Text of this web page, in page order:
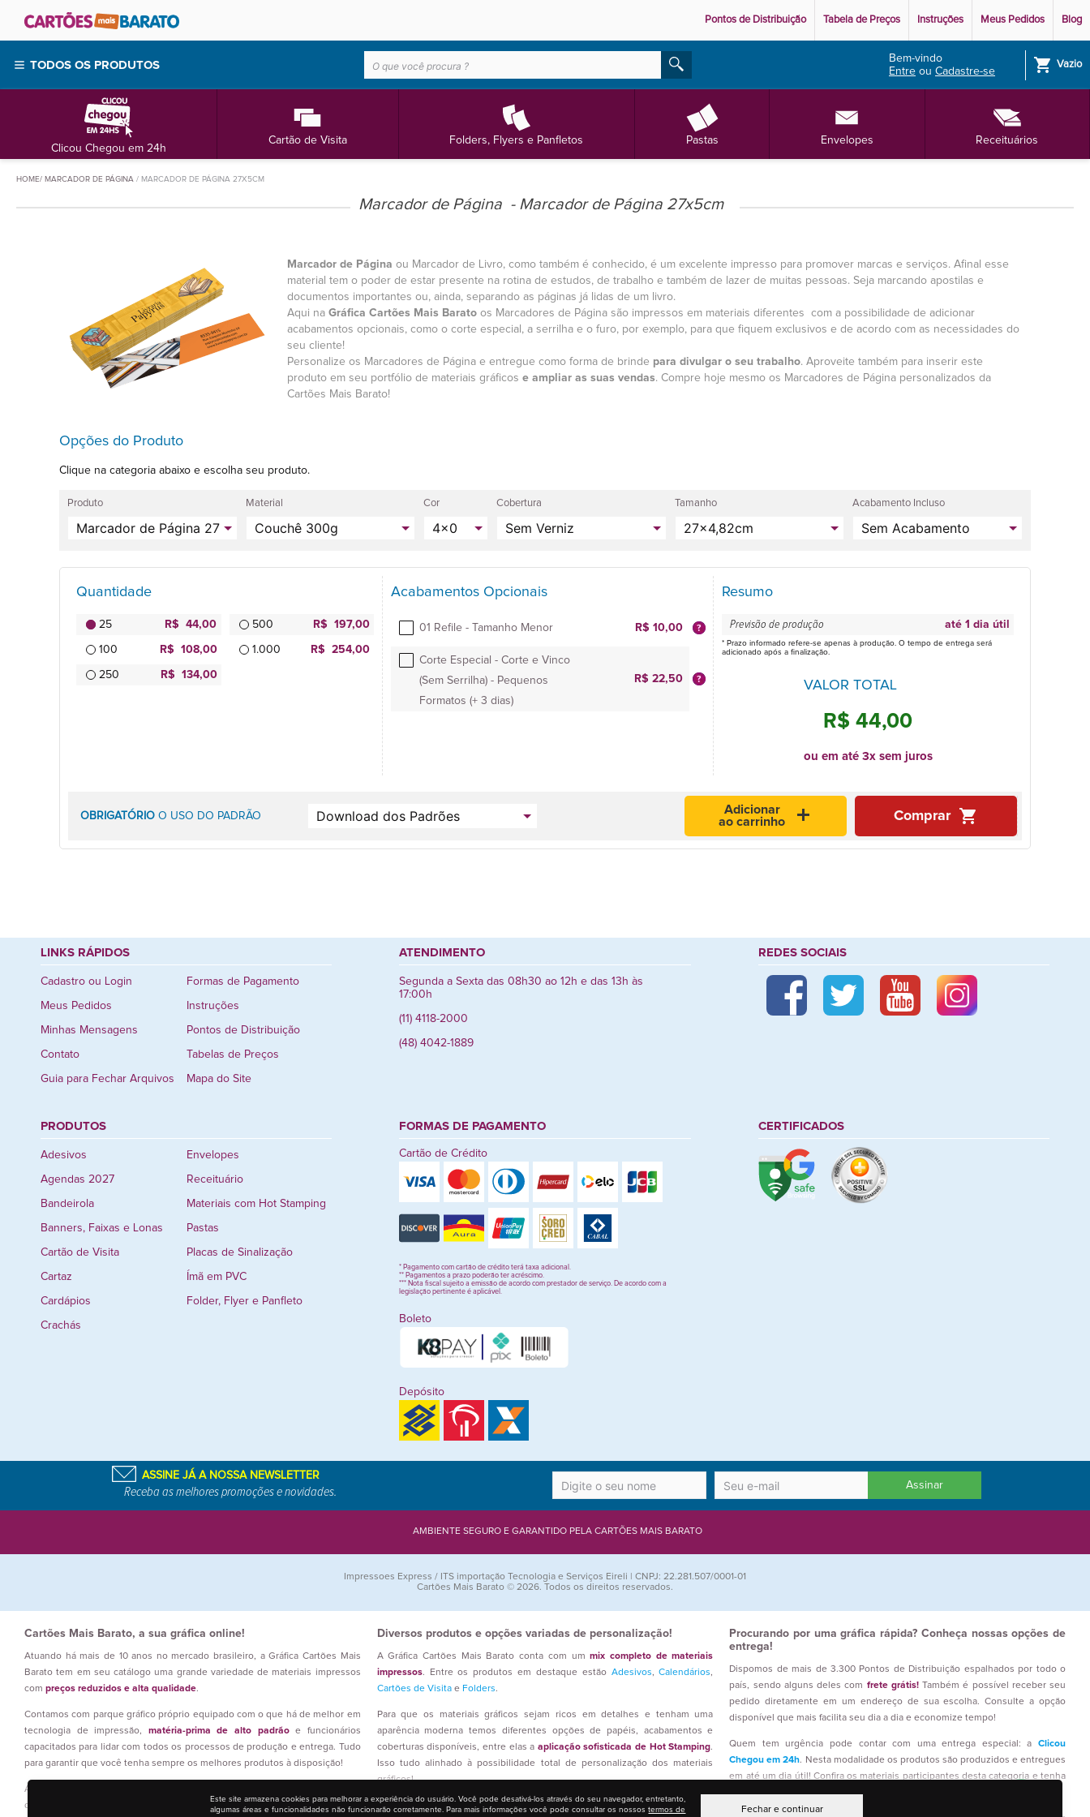
Pontos de Distribuição Tabela de Preços Instruções Meus Pedidos Blog
TODOS OS PRODUTOS
Bem-vindo
Entre ou Cadastre-se shopping_cart Vazio
Clicou Chegou em 24h
Cartão de Visita Folders, Flyers e Panfletos Pastas Envelopes Receituários
HOME MARCADOR DE PÁGINA MARCADOR DE PÁGINA 27X5CM
Marcador de Página - Marcador de Página 27x5cm
Marcador de Página ou Marcador de Livro, como também é conhecido, é um excelente impresso para promover marcas e serviços. Afinal esse
material tem o poder de estar presente na rotina de estudos, de trabalho e também de lazer de muitas pessoas. Seja marcando apostilas e
documentos importantes ou, ainda, separando as páginas já lidas de um livro.
Aqui na Gráfica Cartões Mais Barato os Marcadores de Página são impressos em materiais diferentes com a possibilidade de adicionar
acabamentos opcionais, como o corte especial, a serrilha e o furo, por exemplo, para que fiquem exclusivos e de acordo com as necessidades do
seu cliente!
Personalize os Marcadores de Página e entregue como forma de brinde para divulgar o seu trabalho. Aproveite também para inserir este
produto em seu portfólio de materiais gráficos e ampliar as suas vendas. Compre hoje mesmo os Marcadores de Página personalizados da
Cartões Mais Barato!
Opções do Produto
Clique na categoria abaixo e escolha seu produto.
Produto Material Cor Cobertura Tamanho Acabamento Incluso
Quantidade
25 R$ 44,00
100 R$ 108,00
250 R$ 134,00
500 R$ 197,00
1.000 R$ 254,00
Acabamentos Opcionais
01 Refile - Tamanho Menor R$ 10,00
Corte Especial - Corte e Vinco
(Sem Serrilha) - Pequenos
Formatos (+ 3 dias)
R$ 22,50
Resumo
Previsão de produção até 1 dia útil
* Prazo informado refere-se apenas à produção. O tempo de entrega será
adicionado após a finalização.
VALOR TOTAL
R$ 44,00
ou em até 3x sem juros
OBRIGATÓRIO O USO DO PADRÃO
Adicionar
ao carrinho
add Comprar shopping_cart
LINKS RÁPIDOS
Cadastro ou Login
Meus Pedidos
Minhas Mensagens
Contato
Guia para Fechar Arquivos
Formas de Pagamento
Instruções
Pontos de Distribuição
Tabelas de Preços
Mapa do Site
ATENDIMENTO
Segunda a Sexta das 08h30 ao 12h e das 13h às
17:00h
(11) 4118-2000
(48) 4042-1889
REDES SOCIAIS
PRODUTOS
Adesivos
Agendas 2027
Bandeirola
Banners, Faixas e Lonas
Cartão de Visita
Cartaz
Cardápios
Crachás
Envelopes
Receituário
Materiais com Hot Stamping
Pastas
Placas de Sinalização
Ímã em PVC
Folder, Flyer e Panfleto
FORMAS DE PAGAMENTO
Cartão de Crédito
* Pagamento com cartão de crédito terá taxa adicional.
** Pagamentos a prazo poderão ter acréscimo.
*** Nota fiscal sujeito a emissão de acordo com prestador de serviço. De acordo com a
legislação pertinente é aplicável.
Boleto
Depósito
CERTIFICADOS
ASSINE JÁ A NOSSA NEWSLETTER
Receba as melhores promoções e novidades. Assinar
AMBIENTE SEGURO E GARANTIDO PELA CARTÕES MAIS BARATO
Impressoes Express / ITS importação Tecnologia e Serviços Eireli | CNPJ: 22.281.507/0001-01
Cartões Mais Barato © 2026. Todos os direitos reservados.
Cartões Mais Barato, a sua gráfica online!
Atuando há mais de 10 anos no mercado brasileiro, a Gráfica Cartões Mais
Barato tem em seu catálogo uma grande variedade de materiais impressos
com preços reduzidos e alta qualidade.
Contamos com parque gráfico próprio equipado com o que há de melhor em
tecnologia de impressão, matéria-prima de alto padrãoe funcionários
capacitados para lidar com todos os processos de produção e entrega. Tudo
para garantir que você tenha sempre os melhores produtos à disposição!
Além disso, nossas equipes atuam em três turnos, ou seja: estamos 24h por
dia trabalhando para que prazos sejam atendidos e os materiais gráficos
Diversos produtos e opções variadas de personalização!
A Gráfica Cartões Mais Barato conta com ummix completo de materiais
impressos. Entre os produtos em destaque estão Adesivos,Calendários,
Cartões de Visitae Folders.
Para que os materiais gráficos sejam ricos em detalhes e tenham uma
aparência moderna temos diferentes opções de papéis, acabamentos e
coberturas disponíveis, entre elas a aplicação sofisticada de Hot Stamping.
Isso tudo alinhado à possibilidade total de personalização dos materiais
gráficos!
Quem trabalha com revenda gráfica encontra aqui
preços competitivos,
Procurando por uma gráfica rápida? Conheça nossas opções de
entrega!
Dispomos de mais de 3.300 Pontos de Distribuição espalhados por todo o
país, sendo alguns deles com frete grátis!Também é possível receber seu
pedido diretamente em um endereço de sua escolha. Consulte a opção
disponível que mais facilita seu dia a dia e economize tempo!
Quem tem urgência pode contar com uma entrega especial: aClicou
Chegou em 24h. Nesta modalidade os produtos são produzidos e entregues
em até um dia útil! Confira os materiais participantes desta categoria e tenha
seus impressos prontos em um curto prazo!
Este site armazena cookies para melhorar a experiência do usuário. Você pode desativá-los através do seu navegador, entretanto,
algumas áreas e funcionalidades não funcionarão corretamente. Para mais informações você pode consultar os nossostermos de
Fechar e continuar